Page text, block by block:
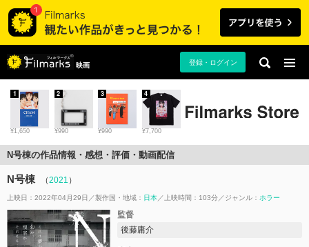
映画 登録・ログイン
¥1,650
1
¥990
2
¥990
3
¥7,700
4
N号棟の作品情報・感想・評価・動画配信
N号棟 （2021 ）
上映日：2022年04月29日 製作国・地域： 日本 上映時間：103分 ジャンル： ホラー
監督
後藤庸介